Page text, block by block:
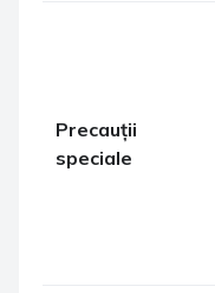
Precauții
speciale